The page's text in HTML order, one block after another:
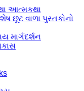
આત્મકથા
છૂટ વાળા પુસ્તકોનો
માર્ગદર્શન